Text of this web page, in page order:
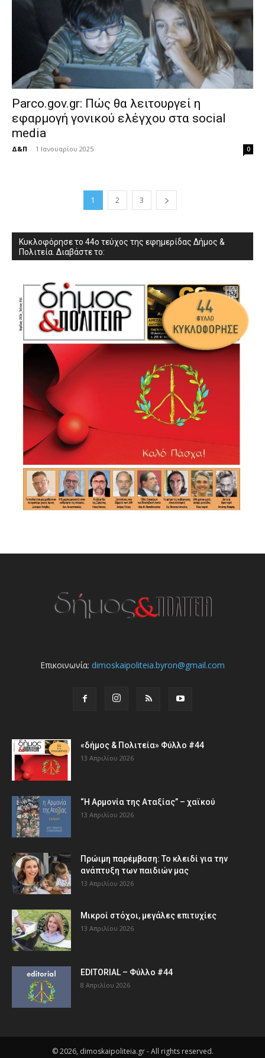
Parco.gov.gr: Πώς θα λειτουργεί η
εφαρμογή γονικού ελέγχου στα social
media
Δ&Π - 1 Ιανουαρίου 2025 0
1 2 3
Κυκλοφόρησε το 44ο τεύχος της εφημερίδας Δήμος &
Πολιτεία. Διαβάστε το:
Επικοινωνία: dimoskaipoliteia.byron@gmail.com
«δήμος & Πολιτεία» Φύλλο #44
13 Απριλίου 2026
“Η Αρμονία της Αταξίας” – χαϊκού
13 Απριλίου 2026
Πρώιμη παρέμβαση: Το κλειδί για την
ανάπτυξη των παιδιών µας
13 Απριλίου 2026
Μικροί στόχοι, μεγάλες επιτυχίες
13 Απριλίου 2026
EDITORIAL – Φύλλο #44
8 Απριλίου 2026
© 2026, dimoskaipoliteia.gr - All rights reserved.